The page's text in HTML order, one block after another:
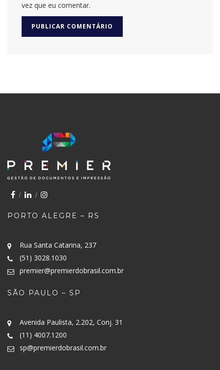
vez que eu comentar.
PORTO ALEGRE – RS
Rua Santa Catarina, 237
(51) 3028.1030
premier@premierdobrasil.com.br
SÃO PAULO – SP
Avenida Paulista, 2.202, Conj. 31
(11) 4007.1200
sp@premierdobrasil.com.br